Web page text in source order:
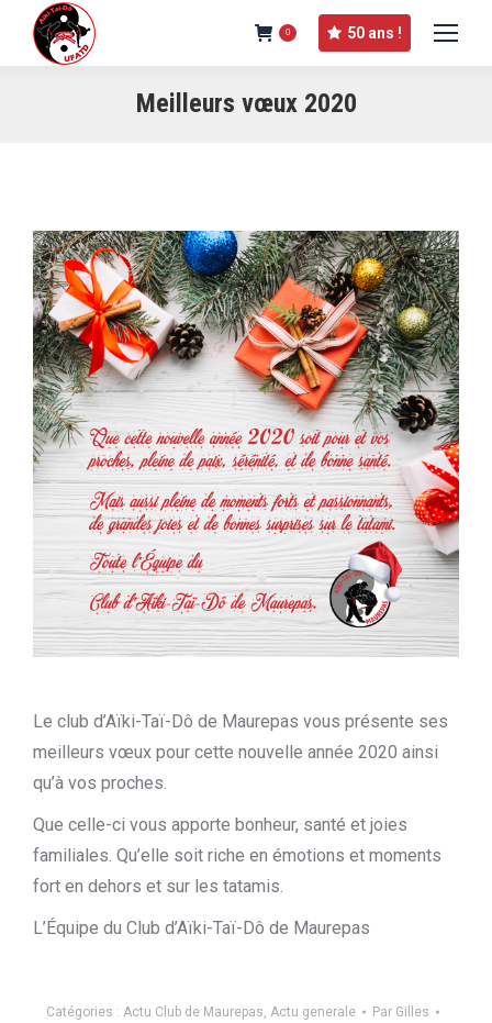
0 50 ans !
Meilleurs vœux 2020
Le club d’Aïki-Taï-Dô de Maurepas vous présente ses
meilleurs vœux pour cette nouvelle année 2020 ainsi
qu’à vos proches.
Que celle-ci vous apporte bonheur, santé et joies
familiales. Qu’elle soit riche en émotions et moments
fort en dehors et sur les tatamis.
L’Équipe du Club d’Aïki-Taï-Dô de Maurepas
Catégories : Actu Club de Maurepas, Actu generale Par Gilles